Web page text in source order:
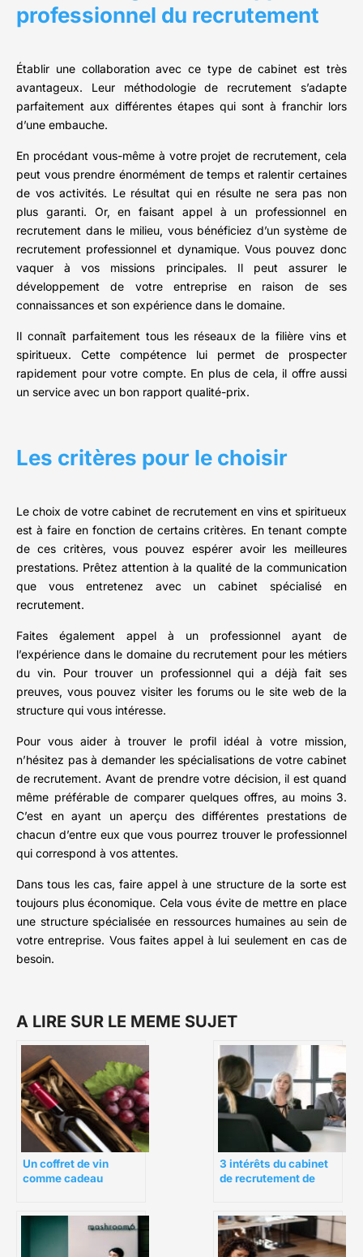
professionnel du recrutement
Établir une collaboration avec ce type de cabinet est très
avantageux. Leur méthodologie de recrutement s’adapte
parfaitement aux différentes étapes qui sont à franchir lors
d’une embauche.
En procédant vous-même à votre projet de recrutement, cela
peut vous prendre énormément de temps et ralentir certaines
de vos activités. Le résultat qui en résulte ne sera pas non
plus garanti. Or, en faisant appel à un professionnel en
recrutement dans le milieu, vous bénéficiez d’un système de
recrutement professionnel et dynamique. Vous pouvez donc
vaquer à vos missions principales. Il peut assurer le
développement de votre entreprise en raison de ses
connaissances et son expérience dans le domaine.
Il connaît parfaitement tous les réseaux de la filière vins et
spiritueux. Cette compétence lui permet de prospecter
rapidement pour votre compte. En plus de cela, il offre aussi
un service avec un bon rapport qualité-prix.
Les critères pour le choisir
Le choix de votre cabinet de recrutement en vins et spiritueux
est à faire en fonction de certains critères. En tenant compte
de ces critères, vous pouvez espérer avoir les meilleures
prestations. Prêtez attention à la qualité de la communication
que vous entretenez avec un cabinet spécialisé en
recrutement.
Faites également appel à un professionnel ayant de
l’expérience dans le domaine du recrutement pour les métiers
du vin. Pour trouver un professionnel qui a déjà fait ses
preuves, vous pouvez visiter les forums ou le site web de la
structure qui vous intéresse.
Pour vous aider à trouver le profil idéal à votre mission,
n’hésitez pas à demander les spécialisations de votre cabinet
de recrutement. Avant de prendre votre décision, il est quand
même préférable de comparer quelques offres, au moins 3.
C’est en ayant un aperçu des différentes prestations de
chacun d’entre eux que vous pourrez trouver le professionnel
qui correspond à vos attentes.
Dans tous les cas, faire appel à une structure de la sorte est
toujours plus économique. Cela vous évite de mettre en place
une structure spécialisée en ressources humaines au sein de
votre entreprise. Vous faites appel à lui seulement en cas de
besoin.
A LIRE SUR LE MEME SUJET
Un coffret de vin
comme cadeau
3 intérêts du cabinet
de recrutement de